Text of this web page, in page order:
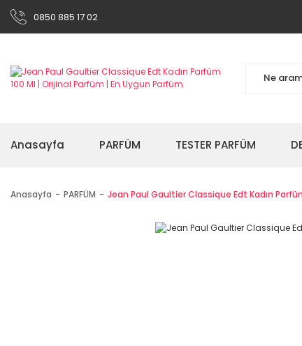
0850 885 17 02
Anasayfa PARFÜM TESTER PARFÜM
Anasayfa PARFÜM Jean Paul Gaultier Classique Edt Kadın